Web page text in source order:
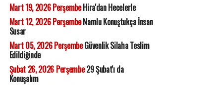
Mart 19, 2026 PerşembeHira'dan Hecelerle
Mart 12, 2026 PerşembeNamlu Konuştukça İnsan
Susar
Mart 05, 2026 PerşembeGüvenlik Silaha Teslim
Edildiğinde
Şubat 26, 2026 Perşembe29 Şubat'ı da
Konuşalım